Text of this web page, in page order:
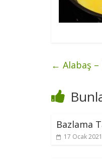
← Alabaş
Bazlama
17 Ocak 2021